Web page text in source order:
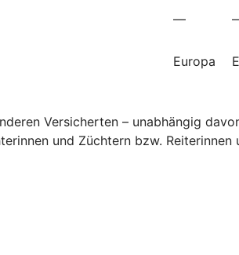
—
Europa
Versicherten – unabhängig
und Züchtern bzw. Reiterinnen